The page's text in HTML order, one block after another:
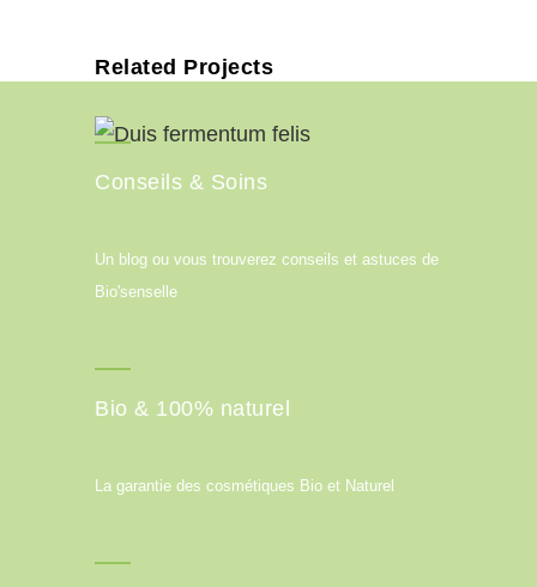
Related Projects
Conseils & Soins
Un blog ou vous trouverez conseils et astuces de
Bio'senselle
Bio & 100% naturel
La garantie des cosmétiques Bio et Naturel